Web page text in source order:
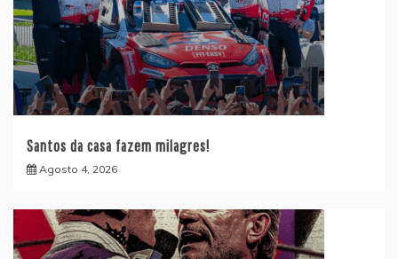
Santos da casa fazem milagres!
Agosto 4, 2026